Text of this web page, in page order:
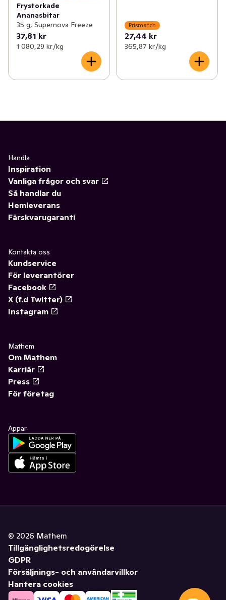
Frystorkade
Ananasbitar
35 g, Supernova Freeze
37,81 kr
1 080,29 kr /kg
Prismatch
27,44 kr
365,87 kr /kg
Handla
Inspiration
Vanliga frågor och svar
Så handlar du
Hemleverans
Färskvarugaranti
Kontakta oss
Kundservice
För leverantörer
Facebook
X (f.d Twitter)
Instagram
Mathem
Om Mathem
Karriär
Press
För företag
Appar
© 2026 Mathem
Tillgänglighetsredogörelse
GDPR
Försäljnings- och användarvillkor
Hantera cookies